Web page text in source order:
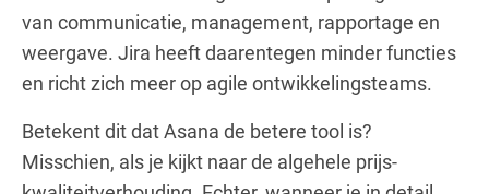
van communicatie, management, rapportage en
weergave. Jira heeft daarentegen minder functies
en richt zich meer op agile ontwikkelingsteams.
Betekent dit dat Asana de betere tool is?
Misschien, als je kijkt naar de algehele prijs-